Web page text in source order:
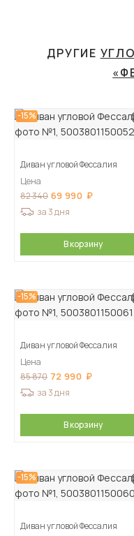
ДРУГИЕ
-15%
Диван угловой Фессалия
Цена
82 340 69 990
за 3 дня
В корзину
-15%
Диван угловой Фессалия
Цена
85 870 72 990
за 3 дня
В корзину
-15%
Диван угловой Фессалия